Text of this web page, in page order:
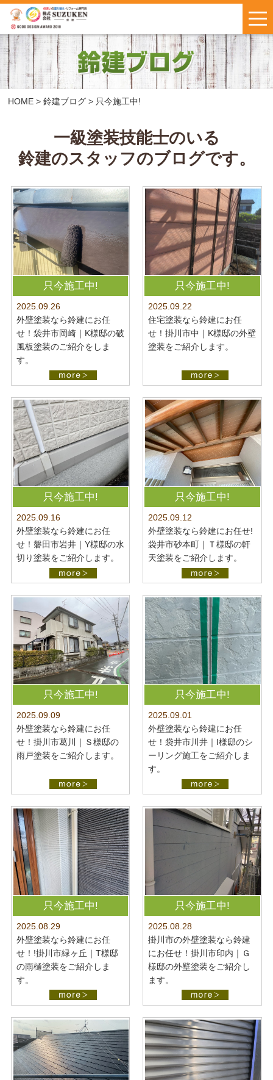
鈴建ブログ
新着情報
W保証について
会社概要
はじめての方へ
施工事例
お客様の声
お問い合わせ ・お見積もり
LINEで気軽に
お問い合わせ
インスタで
最新施工事例
公開中
プライバシーポリシー
HOME > 鈴建ブログ > 只今施工中!
一級塗装技能士のいる
鈴建のスタッフのブログです。
只今施工中!
2025.09.26
外壁塗装なら鈴建にお任
せ！袋井市岡崎｜K様邸の破
風板塗装のご紹介をしま
す。
只今施工中!
2025.09.22
住宅塗装なら鈴建にお任
せ！掛川市中｜K様邸の外壁
塗装をご紹介します。
只今施工中!
2025.09.16
外壁塗装なら鈴建にお任
せ！磐田市岩井｜Y様邸の水
切り塗装をご紹介します。
只今施工中!
2025.09.12
外壁塗装なら鈴建にお任せ!
袋井市砂本町｜Ｔ様邸の軒
天塗装をご紹介します。
只今施工中!
2025.09.09
外壁塗装なら鈴建にお任
せ！掛川市葛川｜Ｓ様邸の
雨戸塗装をご紹介します。
只今施工中!
2025.09.01
外壁塗装なら鈴建にお任
せ！袋井市川井｜I様邸のシ
ーリング施工をご紹介しま
す。
只今施工中!
2025.08.29
外壁塗装なら鈴建にお任
せ！!掛川市緑ヶ丘｜T様邸
の雨樋塗装をご紹介しま
す。
只今施工中!
2025.08.28
掛川市の外壁塗装なら鈴建
にお任せ！掛川市印内｜Ｇ
様邸の外壁塗装をご紹介し
ます。